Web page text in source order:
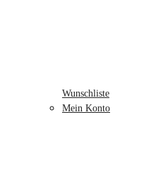
Wunschliste
Mein Konto